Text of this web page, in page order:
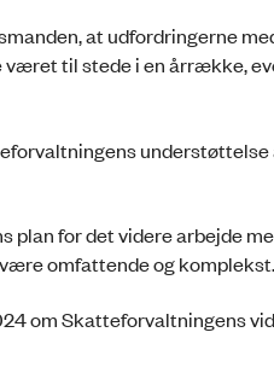
at udfordringerne
til stede i en årrække,
plan for det videre arbejde
omfattende og komplekst.
om Skatteforvaltningens